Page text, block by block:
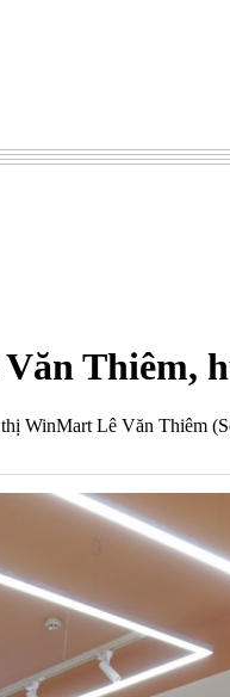
Thiêm,
WinMart Lê Văn Thiêm